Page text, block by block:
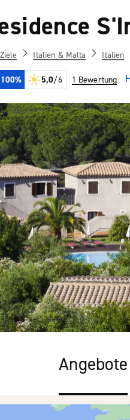
Italien & Malta Italien
100% 5,0/6 1 Bewertung
Angebote